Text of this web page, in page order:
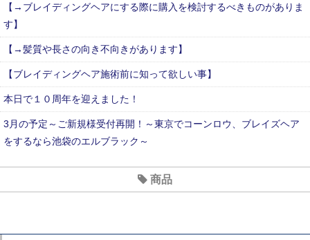
【→ブレイディングヘアにする際に購入を検討するべきものがありま
す】
【→髪質や長さの向き不向きがあります】
【ブレイディングヘア施術前に知って欲しい事】
本日で１０周年を迎えました！
3月の予定～ご新規様受付再開！～東京でコーンロウ、ブレイズヘア
をするなら池袋のエルブラック～
2020年7月のお休み
６月のおやすみ
商品